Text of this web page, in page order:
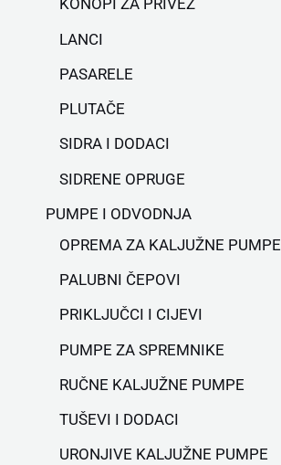
KONOPI ZA PRIVEZ
LANCI
PASARELE
PLUTAČE
SIDRA I DODACI
SIDRENE OPRUGE
PUMPE I ODVODNJA
OPREMA ZA KALJUŽNE PUMPE
PALUBNI ČEPOVI
PRIKLJUČCI I CIJEVI
PUMPE ZA SPREMNIKE
RUČNE KALJUŽNE PUMPE
TUŠEVI I DODACI
URONJIVE KALJUŽNE PUMPE